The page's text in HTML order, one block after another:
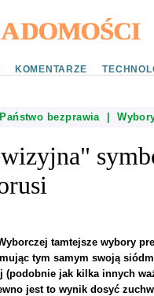
KOMENTARZE
Państwo bezprawia|
tamtejsze wybory
tym samym swoją
jak kilka innych
jest to wynik dosyć